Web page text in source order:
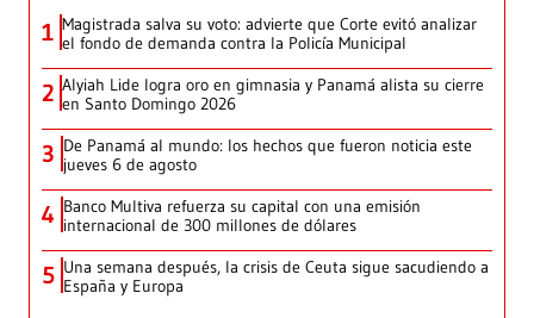
1 Magistrada salva su voto: advierte que Corte evitó analizar
el fondo de demanda contra la Policía Municipal
2 Alyiah Lide logra oro en gimnasia y Panamá alista su cierre
en Santo Domingo 2026
3 De Panamá al mundo: los hechos que fueron noticia este
jueves 6 de agosto
4 Banco Multiva refuerza su capital con una emisión
internacional de 300 millones de dólares
5 Una semana después, la crisis de Ceuta sigue sacudiendo a
España y Europa